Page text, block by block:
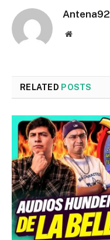
Antena92
Website
RELATED POSTS